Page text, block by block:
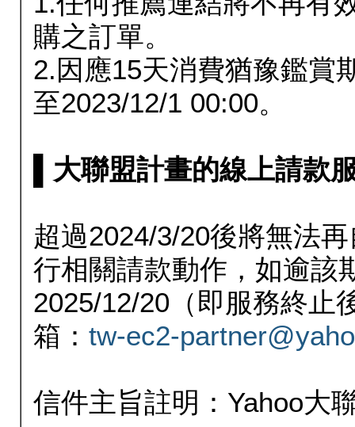
購之訂單。
2.因應15天消費猶豫鑑賞
至2023/12/1 00:00。
▌大聯盟計畫的線上請款
超過2024/3/20後將無法
行相關請款動作，如逾該
2025/12/20（即服務終止
箱： tw-ec2-
信件主旨註明：Yahoo大